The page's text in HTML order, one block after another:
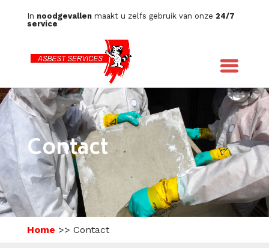
In noodgevallenmaakt u zelfs gebruik van onze 24/7
service
Contact
Home >> Contact